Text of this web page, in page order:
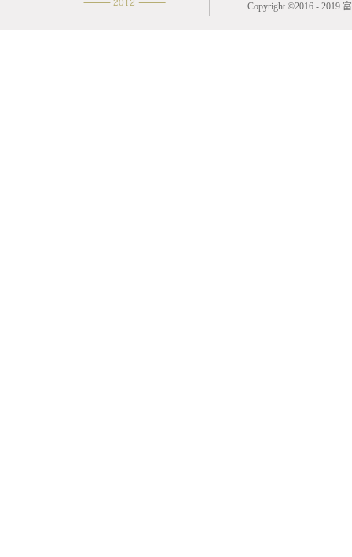
Copyright ©2016 - 2019